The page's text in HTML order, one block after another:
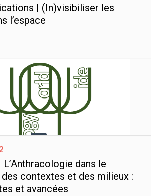
| (In)visibiliser les
l’espace
dans le
contextes et des milieux :
et avancées